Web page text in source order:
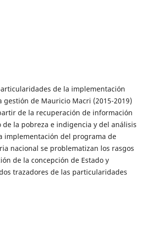
de la implementación
gestión de Mauricio Macri (2015-2019)
de la recuperación de información
la pobreza e indigencia y del análisis
implementación del programa de
nacional se problematizan los rasgos
de la concepción de Estado y
trazadores de las particularidades